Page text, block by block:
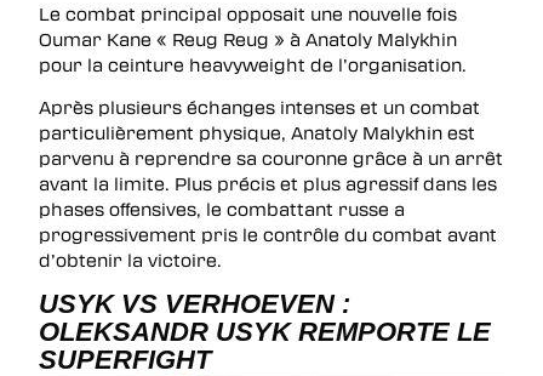
Le combat principal opposait une nouvelle fois
Oumar Kane « Reug Reug » à Anatoly Malykhin
pour la ceinture heavyweight de l’organisation.
Après plusieurs échanges intenses et un combat
particulièrement physique, Anatoly Malykhin est
parvenu à reprendre sa couronne grâce à un arrêt
avant la limite. Plus précis et plus agressif dans les
phases offensives, le combattant russe a
progressivement pris le contrôle du combat avant
d’obtenir la victoire.
USYK VS VERHOEVEN :
OLEKSANDR USYK REMPORTE LE
SUPERFIGHT